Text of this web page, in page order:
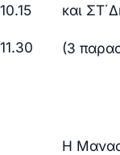
10.15
11.30
και
(3
H